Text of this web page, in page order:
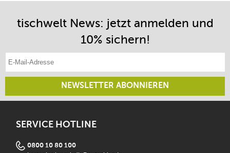
tischwelt News: jetzt anmelden und
10% sichern!
NEWSLETTER ABONNIEREN
SERVICE HOTLINE
0800 10 80 100